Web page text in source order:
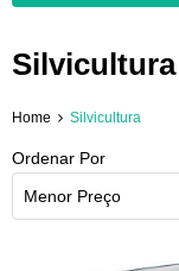
Silvicultura
Home Silvicultura
Ordenar Por
Menor Preço